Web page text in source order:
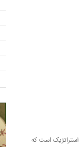
استراتژیک است که